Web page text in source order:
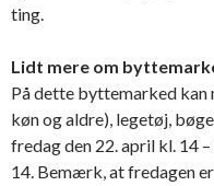
ting.
Lidt mere om
På dette byttemarked
køn og aldre), legetøj,
fredag den 22. april kl. 14
14. Bemærk, at fredagen